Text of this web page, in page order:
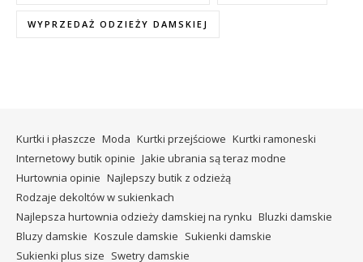
WYPRZEDAŻ ODZIEŻY DAMSKIEJ
Kurtki i płaszcze Moda Kurtki przejściowe Kurtki ramoneski
Internetowy butik opinie Jakie ubrania są teraz modne
Hurtownia opinie Najlepszy butik z odzieżą
Rodzaje dekoltów w sukienkach
Najlepsza hurtownia odzieży damskiej na rynku Bluzki damskie
Bluzy damskie Koszule damskie Sukienki damskie
Sukienki plus size Swetry damskie